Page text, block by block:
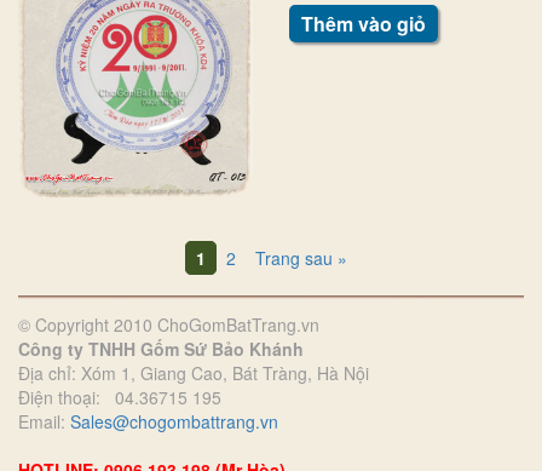
Thêm vào giỏ
1 2 Trang sau »
© Copyright 2010 ChoGomBatTrang.vn
Công ty TNHH Gốm Sứ Bảo Khánh
Địa chỉ: Xóm 1, Giang Cao, Bát Tràng, Hà Nội
Điện thoại: 04.36715 195
Email: Sales@chogombattrang.vn